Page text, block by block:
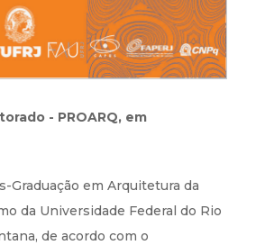
- PROARQ, em
Graduação em Arquitetura da
da Universidade Federal do Rio
de acordo com o